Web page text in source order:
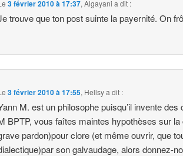
3 février 2010 à 17:37,Algayani a dit :
trouve que ton post suinte la payernité. On
3 février 2010 à 17:55, Hellsya dit :
M. est un philosophe puisqu’il invente des
BPTP, vous faîtes maintes hypothèses sur la
pardon)pour clore (et même ouvrir, que
son galvaudage, alors donnez-